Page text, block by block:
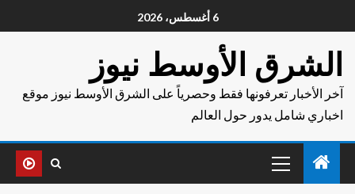
6 أغسطس، 2026
الشرق الأوسط نيوز
آخر الأخبار تعرفونها فقط وحصرياً على الشرق الأوسط نيوز موقع
اخباري شامل يدور حول العالم